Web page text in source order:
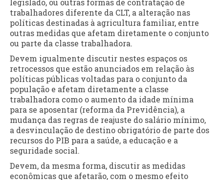
legislado, ou outras formas de contratação de
trabalhadores diferente da CLT, a alteração nas
políticas destinadas à agricultura familiar, entre
outras medidas que afetam diretamente o conjunto
ou parte da classe trabalhadora.
Devem igualmente discutir nestes espaços os
retrocessos que estão anunciados em relação às
políticas públicas voltadas para o conjunto da
população e afetam diretamente a classe
trabalhadora como o aumento da idade mínima
para se aposentar (reforma da Previdência), a
mudança das regras de reajuste do salário mínimo,
a desvinculação de destino obrigatório de parte dos
recursos do PIB para a saúde, a educação e a
seguridade social.
Devem, da mesma forma, discutir as medidas
econômicas que afetarão, com o mesmo efeito